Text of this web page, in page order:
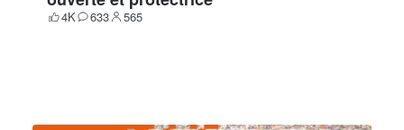
4K
Votes 633
Contributions
565
Participants